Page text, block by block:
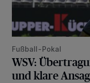
Fußball-Pokal
WSV:
und klare